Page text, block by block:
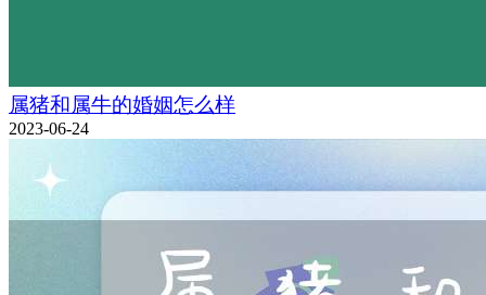
属猪和属牛的婚姻怎么样
2023-06-24